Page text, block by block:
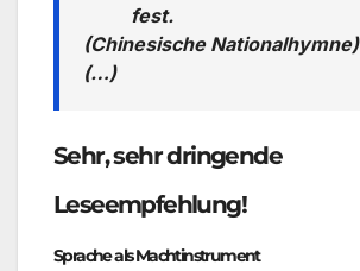
fest.
(Chinesische Nationalhymne)
(…)
Sehr, sehr dringende
Leseempfehlung!
Sprache als Machtinstrument